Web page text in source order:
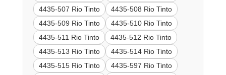
4435-507 Rio Tinto
4435-508 Rio Tinto
4435-509 Rio Tinto
4435-510 Rio Tinto
4435-511 Rio Tinto
4435-512 Rio Tinto
4435-513 Rio Tinto
4435-514 Rio Tinto
4435-515 Rio Tinto
4435-597 Rio Tinto